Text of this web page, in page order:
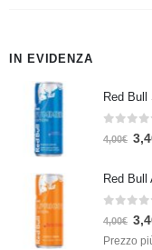
IN EVIDENZA
Red Bull
Su 5
4,00€
Su 5
4,00€
Prezzo